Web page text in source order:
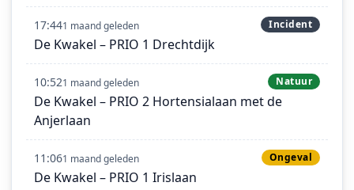
17:441 maand geleden Incident
De Kwakel – PRIO 1 Drechtdijk
10:521 maand geleden Natuur
De Kwakel – PRIO 2 Hortensialaan met de
Anjerlaan
11:061 maand geleden Ongeval
De Kwakel – PRIO 1 Irislaan